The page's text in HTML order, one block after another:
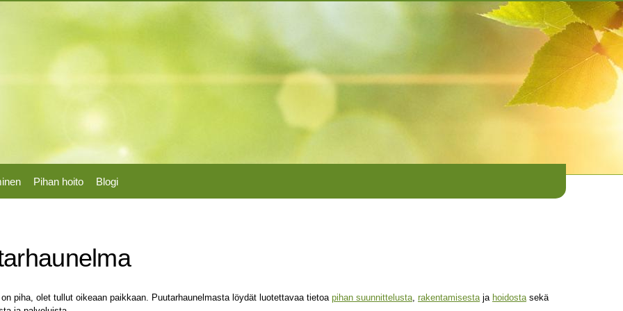
Pihan hoito Blogi
piha, olet tullut oikeaan paikkaan. Puutarhaunelmasta löydät luotettavaa tietoa pihan suunnittelusta, rakentamisestaja hoidostasekä